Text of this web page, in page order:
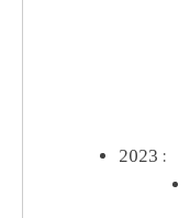
2023 :